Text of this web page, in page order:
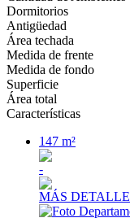
Dormitorios
Antigüedad
Área techada
Medida de frente
Medida de fondo
Superficie
Área total
Características
147 m²
-
MÁS